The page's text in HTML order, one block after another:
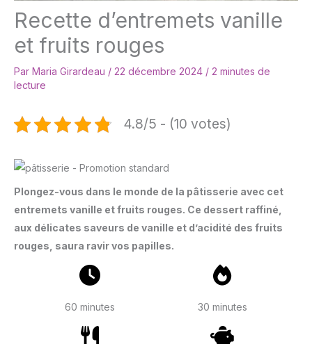
Recette d’entremets vanille
et fruits rouges
Par Maria Girardeau / 22 décembre 2024 / 2 minutes de
lecture
4.8/5 - (10 votes)
Plongez-vous dans le monde de la pâtisserie avec cet
entremets vanille et fruits rouges. Ce dessert raffiné,
aux délicates saveurs de vanille et d’acidité des fruits
rouges, saura ravir vos papilles.
60 minutes 30 minutes